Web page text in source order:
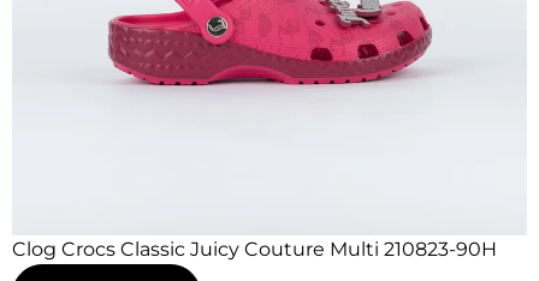
Clog Crocs Classic Juicy Couture Multi 210823-90H